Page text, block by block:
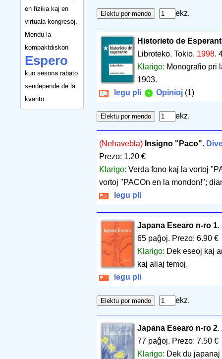
en fizika kaj en
virtuala kongresoj.
Mendu la
kompaktdiskon
Espero
kun sesona rabato
sendepende de la
kvanto.
ekz.
Historieto de
Libroteko. Tokio. 1998.
Klarigo: Monografio pri
1903.
legu pli
Opinioj (1)
ekz.
(Nehavebla) Insigno "Paco".
Prezo: 1.20 €
Klarigo: Verda fono kaj la vortoj
vortoj "PACOn en la mondon!";
legu pli
Japana Esearo n-ro 1.
65 paĝoj. Prezo: 6.90 €
Klarigo: Dek eseoj kaj
kaj aliaj temoj.
legu pli
ekz.
Japana Esearo n-ro 2.
77 paĝoj. Prezo: 7.50 €
Klarigo: Dek du